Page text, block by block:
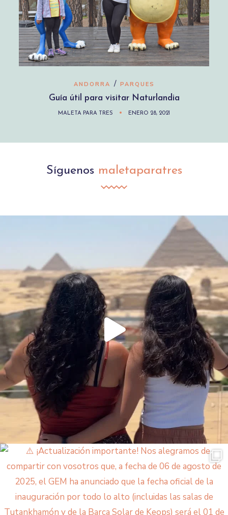
ANDORRA / PARQUES
Guía útil para visitar Naturlandia
MALETA PARA TRES ENERO 28, 2021
Síguenos maletaparatres